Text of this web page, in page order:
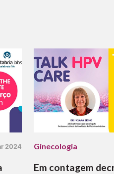
2024 Ginecologia
Em contagem